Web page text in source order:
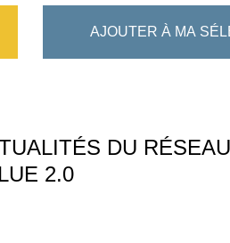
AJOUTER À MA
DU RÉSEAU
2.0